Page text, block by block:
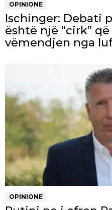
OPINIONE
Ischinger: Debati
është një “cirk”
vëmendjen nga
OPINIONE